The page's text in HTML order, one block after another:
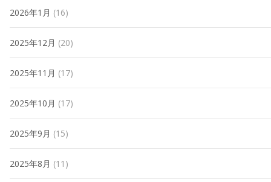
2026年1月 (16)
2025年12月 (20)
2025年11月 (17)
2025年10月 (17)
2025年9月 (15)
2025年8月 (11)